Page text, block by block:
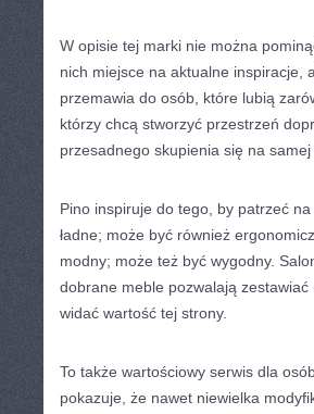
W opisie tej marki nie można
nich miejsce na aktualne inspiracje,
przemawia do osób, które lubią
którzy chcą stworzyć przestrzeń
przesadnego skupienia się na samej
Pino inspiruje do tego, by patrzeć
ładne; może być również
modny; może też być wygodny.
dobrane meble pozwalają
widać wartość tej strony.
To także wartościowy serwis dla
pokazuje, że nawet niewielka